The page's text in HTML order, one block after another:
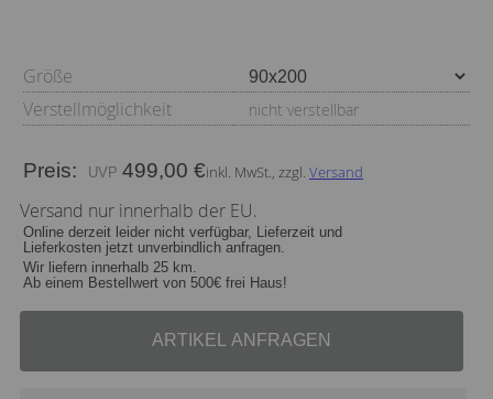
Größe
Verstellmöglichkeit
nicht verstellbar
Preis: 499,00 €inkl. MwSt., zzgl. Versand
Versand nur innerhalb der EU.
Online derzeit leider nicht verfügbar, Lieferzeit und
Lieferkosten jetzt unverbindlich anfragen.
Wir liefern innerhalb 25 km.
Ab einem Bestellwert von 500€ frei Haus!
ARTIKEL ANFRAGEN